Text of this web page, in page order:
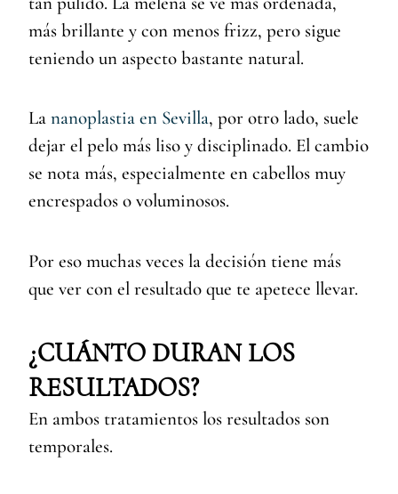
más brillante y con menos frizz, pero sigue
teniendo un aspecto bastante natural.
Lananoplastia en Sevilla, por otro lado, suele
dejar el pelo más liso y disciplinado. El cambio
se nota más, especialmente en cabellos muy
encrespados o voluminosos.
Por eso muchas veces la decisión tiene más
que ver con el resultado que te apetece llevar.
¿CUÁNTO DURAN LOS
RESULTADOS?
En ambos tratamientos los resultados son
temporales.